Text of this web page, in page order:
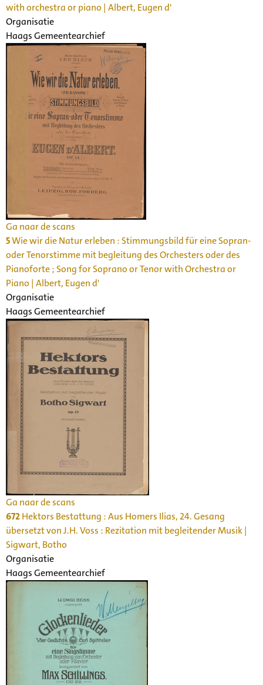
with orchestra or piano | Albert, Eugen d'
Organisatie
Haags Gemeentearchief
Ga naar de scans
5Wie wir die Natur erleben : Stimmungsbild für eine Sopran-
oder Tenorstimme mit begleitung des Orchesters oder des
Pianoforte ; Song for Soprano or Tenor with Orchestra or
Piano | Albert, Eugen d'
Organisatie
Haags Gemeentearchief
Ga naar de scans
672Hektors Bestattung : Aus Homers Ilias, 24. Gesang
übersetzt von J.H. Voss : Rezitation mit begleitender Musik |
Sigwart, Botho
Organisatie
Haags Gemeentearchief